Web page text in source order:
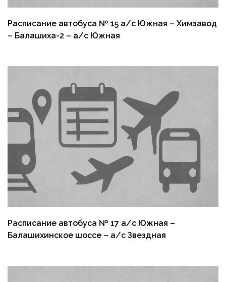
Расписание автобуса № 15 а/с Южная – Химзавод
– Балашиха-2 – а/с Южная
Расписание автобуса № 17 а/с Южная –
Балашихинское шоссе – а/с Звездная